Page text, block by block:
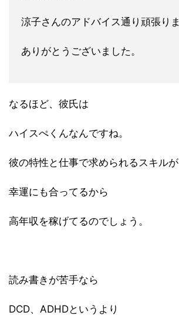
涼子さんのアドバイス通り頑張りま
ありがとうございました。
なるほど、彼氏は
ハイスぺくんなんですね。
彼の特性と仕事で求められるスキルが
幸運にも合ってるから
高年収を稼げてるのでしょう。
読み書きが苦手なら
DCD、ADHDというより